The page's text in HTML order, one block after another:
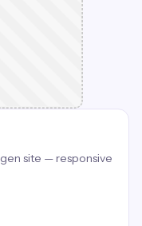
site — responsive